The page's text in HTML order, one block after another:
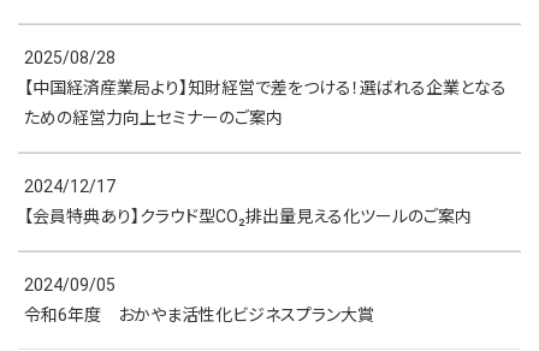
2025/08/28
【中国経済産業局より】知財経営で差をつける！選ばれる企業となる
ための経営力向上セミナーのご案内
2024/12/17
【会員特典あり】クラウド型CO₂排出量見える化ツールのご案内
2024/09/05
令和6年度 おかやま活性化ビジネスプラン大賞